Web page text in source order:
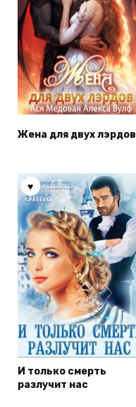
Жена для двух лэрдов
И только смерть
разлучит нас